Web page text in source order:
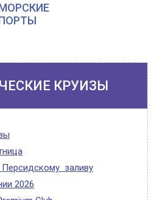
КРУИЗЫ
заливу
2026